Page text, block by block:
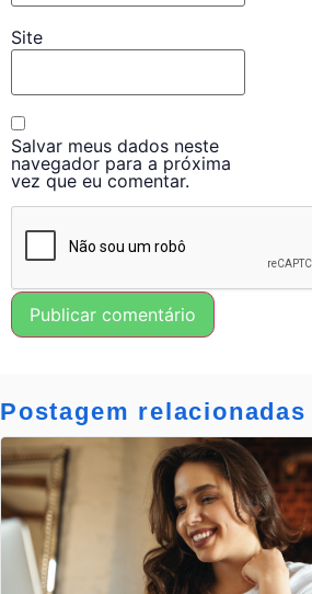
Site
Salvar meus dados neste
navegador para a próxima
vez que eu comentar.
Postagem relacionadas